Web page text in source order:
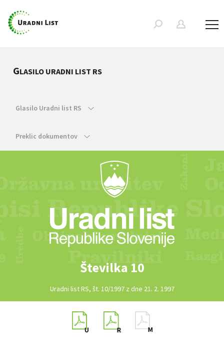
GLASILO URADNI LIST RS
Glasilo Uradni list RS
Preklic dokumentov
Številka 10
Uradni list RS, št. 10/1997 z dne 21. 2. 1997